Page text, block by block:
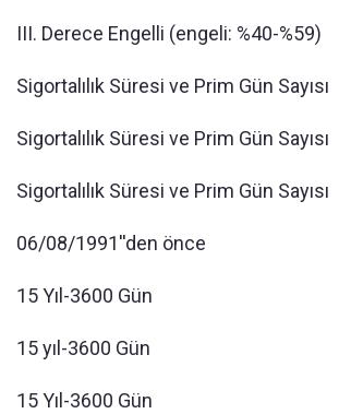
III. Derece Engelli (engeli: %40-%59)
Sigortalılık Süresi ve Prim Gün Sayısı
Sigortalılık Süresi ve Prim Gün Sayısı
Sigortalılık Süresi ve Prim Gün Sayısı
06/08/1991''den önce
15 Yıl-3600 Gün
15 yıl-3600 Gün
15 Yıl-3600 Gün